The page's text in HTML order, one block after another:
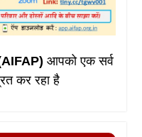
(AIFAP)आपको एक सर्व
कर रहा है